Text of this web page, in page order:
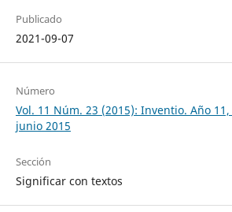
Publicado
2021-09-07
Número
Vol. 11 Núm. 23 (2015): Inventio. Año
junio 2015
Sección
Significar con textos